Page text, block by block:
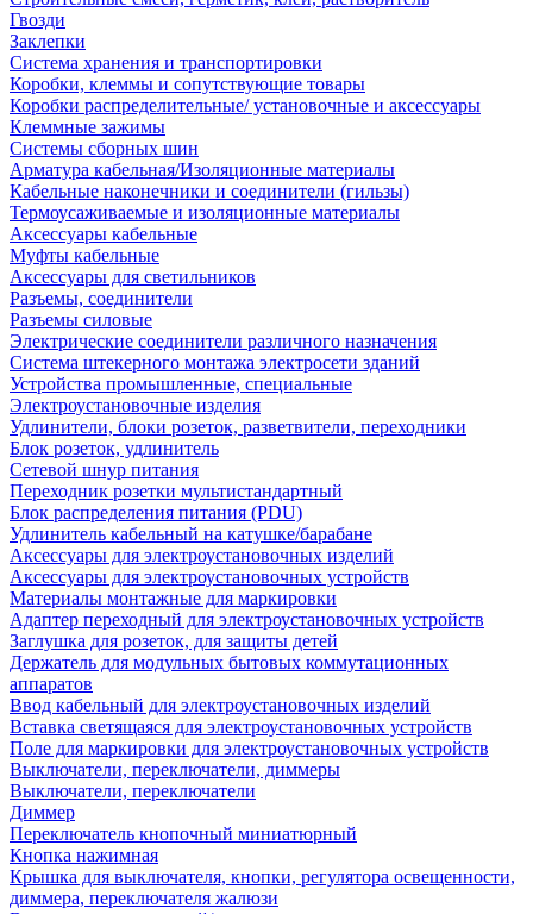
Гвозди
Заклепки
Система хранения и транспортировки
Коробки, клеммы и сопутствующие товары
Коробки распределительные/ установочные и аксессуары
Клеммные зажимы
Системы сборных шин
Арматура кабельная/Изоляционные материалы
Кабельные наконечники и соединители (гильзы)
Термоусаживаемые и изоляционные материалы
Аксессуары кабельные
Муфты кабельные
Аксессуары для светильников
Разъемы, соединители
Разъемы силовые
Электрические соединители различного назначения
Система штекерного монтажа электросети зданий
Устройства промышленные, специальные
Электроустановочные изделия
Удлинители, блоки розеток, разветвители, переходники
Блок розеток, удлинитель
Сетевой шнур питания
Переходник розетки мультистандартный
Блок распределения питания (PDU)
Удлинитель кабельный на катушке/барабане
Аксессуары для электроустановочных изделий
Аксессуары для электроустановочных устройств
Материалы монтажные для маркировки
Адаптер переходный для электроустановочных устройств
Заглушка для розеток, для защиты детей
Держатель для модульных бытовых коммутационных
аппаратов
Ввод кабельный для электроустановочных изделий
Вставка светящаяся для электроустановочных устройств
Поле для маркировки для электроустановочных устройств
Выключатели, переключатели, диммеры
Выключатели, переключатели
Диммер
Переключатель кнопочный миниатюрный
Кнопка нажимная
Крышка для выключателя, кнопки, регулятора освещенности,
диммера, переключателя жалюзи